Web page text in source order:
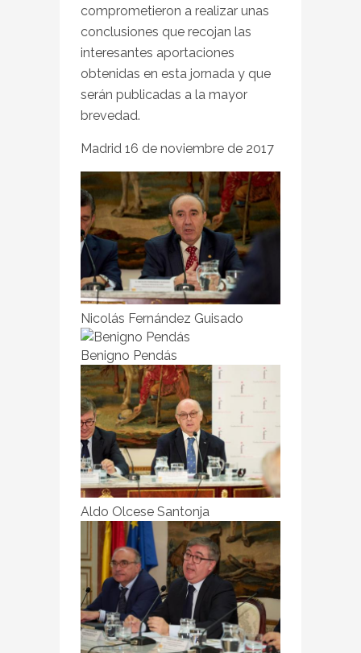
comprometieron a realizar unas
conclusiones que recojan las
interesantes aportaciones
obtenidas en esta jornada y que
serán publicadas a la mayor
brevedad.
Madrid 16 de noviembre de 2017
Nicolás Fernández Guisado
Benigno Pendás
Aldo Olcese Santonja